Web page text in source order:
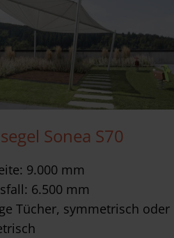
Sonea S70
9.000 mm
6.500 mm
Tücher, symmetrisch oder